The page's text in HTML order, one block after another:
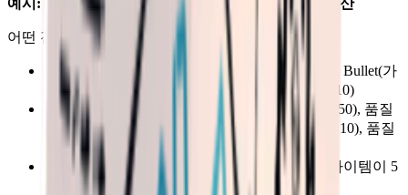
어떤 전리품 상자의 설정이 다음과 같다고 가정:
태그 설정: Equipment(가중치 2), Gun(가중치 8), Bullet(가
중치 4), Explosive(가중치 3), Accessory(가중치 10)
품질 설정: 품질 1(가중치 250), 품질 2(가중치 150), 품질
3(가중치 80), 품질 4(가중치 30), 품질 5(가중치 10), 품질
6(가중치 3)
매칭 아이템: Equipment 태그이면서 품질 1인 아이템이 5